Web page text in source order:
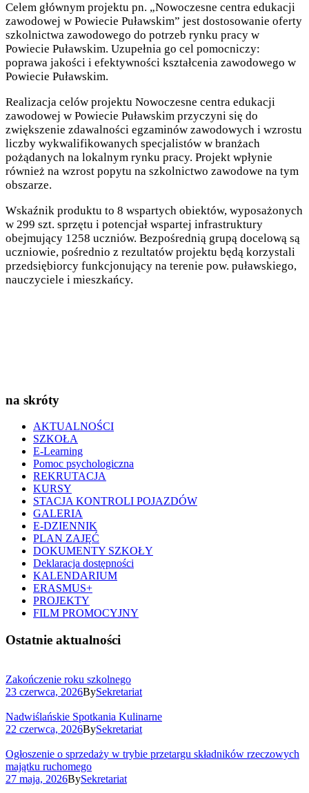
Celem głównym projektu pn. „Nowoczesne centra edukacji
zawodowej w Powiecie Puławskim” jest dostosowanie oferty
szkolnictwa zawodowego do potrzeb rynku pracy w
Powiecie Puławskim. Uzupełnia go cel pomocniczy:
poprawa jakości i efektywności kształcenia zawodowego w
Powiecie Puławskim.
Realizacja celów projektu Nowoczesne centra edukacji
zawodowej w Powiecie Puławskim przyczyni się do
zwiększenie zdawalności egzaminów zawodowych i wzrostu
liczby wykwalifikowanych specjalistów w branżach
pożądanych na lokalnym rynku pracy. Projekt wpłynie
również na wzrost popytu na szkolnictwo zawodowe na tym
obszarze.
Wskaźnik produktu to 8 wspartych obiektów, wyposażonych
w 299 szt. sprzętu i potencjał wspartej infrastruktury
obejmujący 1258 uczniów. Bezpośrednią grupą docelową są
uczniowie, pośrednio z rezultatów projektu będą korzystali
przedsiębiorcy funkcjonujący na terenie pow. puławskiego,
nauczyciele i mieszkańcy.
na skróty
AKTUALNOŚCI
SZKOŁA
E-Learning
Pomoc psychologiczna
REKRUTACJA
KURSY
STACJA KONTROLI POJAZDÓW
GALERIA
E-DZIENNIK
PLAN ZAJĘĆ
DOKUMENTY SZKOŁY
Deklaracja dostępności
KALENDARIUM
ERASMUS+
PROJEKTY
FILM PROMOCYJNY
Ostatnie aktualności
Zakończenie roku szkolnego
23 czerwca, 2026BySekretariat
Nadwiślańskie Spotkania Kulinarne
22 czerwca, 2026BySekretariat
Ogłoszenie o sprzedaży w trybie przetargu składników rzeczowych
majątku ruchomego
27 maja, 2026BySekretariat